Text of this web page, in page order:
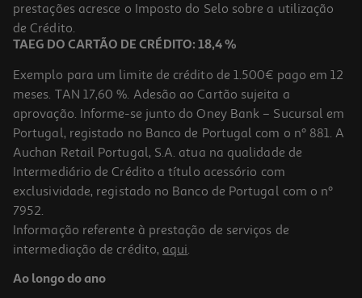
prestações acresce o Imposto do Selo sobre a utilização
de Crédito.
TAEG DO CARTÃO DE CRÉDITO: 18,4 %
Exemplo para um limite de crédito de 1.500€ pago em 12
meses. TAN 17,60 %. Adesão ao Cartão sujeita a
aprovação. Informe-se junto do Oney Bank – Sucursal em
Portugal, registado no Banco de Portugal com o nº 881. A
Auchan Retail Portugal, S.A. atua na qualidade de
Intermediário de Crédito a título acessório com
exclusividade, registado no Banco de Portugal com o nº
7952.
Informação referente à prestação de serviços de
intermediação de crédito, aqui.
Ao longo do ano